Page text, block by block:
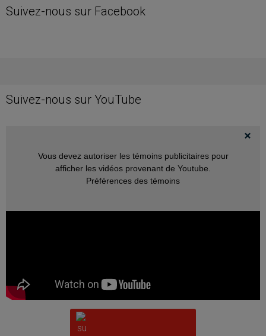
Suivez-nous sur Facebook
Suivez-nous sur YouTube
Vous devez autoriser les témoins publicitaires pour
afficher les vidéos provenant de Youtube.
Préférences des témoins